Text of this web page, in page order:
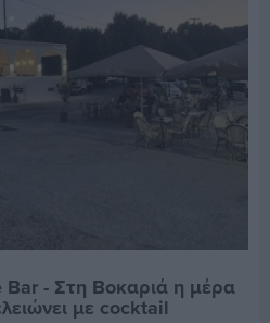
- Στη Βοκαριά η μέρα
με cocktail